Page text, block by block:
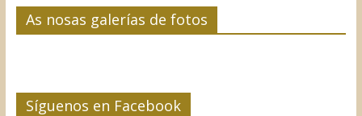
As nosas galerías de fotos
Síguenos en Facebook